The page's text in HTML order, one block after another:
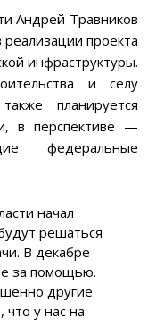
Андрей Травников
проекта
инфраструктуры.
и селу
планируется
в перспективе —
федеральные
начал
решаться
В декабре
за помощью.
другие
что у нас на